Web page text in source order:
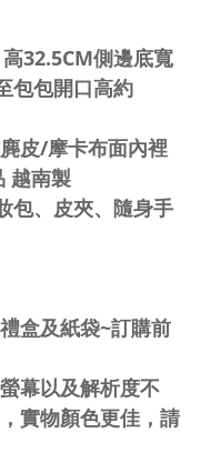
32.5CM側邊底寬
包包開口高約
皮/摩卡布面內裡
越南製
包、皮夾、隨身手
盒及紙袋~訂購前
幕以及解析度不
實物顏色更佳，請